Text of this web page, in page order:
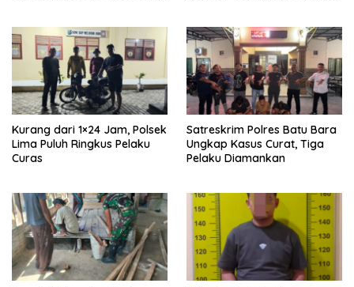
Mushollah Al Maghribi
Kurang dari 1×24 Jam, Polsek
Lima Puluh Ringkus Pelaku
Curas
Satreskrim Polres Batu Bara
Ungkap Kasus Curat, Tiga
Pelaku Diamankan